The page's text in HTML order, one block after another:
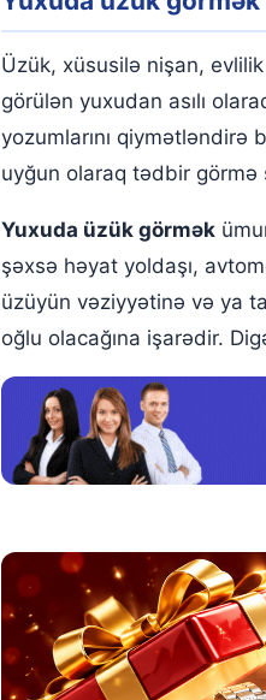
Yuxuda qızıl üzük taxdığınızı
Yuxuda qızıl üzük itirmək
Yuxuda gümüş üzük görmək
Yuxuda tək qaşlı üzük görmək
Yuxuda brilyant üzük görmək
Yuxuda brilyant üzük taxmaq
Yuxuda brilyant üzük çıxarmaq
Yuxuda brilyant daşlı üzük
Yuxuda taxta üzük görmək
Yuxuda qırıq üzük görmək
Yuxuda yaşıl daşlı üzük
Üzük, xüsusilə nişan,
görülən yuxudan asılı
yozumlarını
uyğun olaraq tədbir görmə
Yuxuda üzük görmək
şəxsə həyat yoldaşı,
üzüyün vəziyyətinə və ya
oğlu olacağına işarədir.